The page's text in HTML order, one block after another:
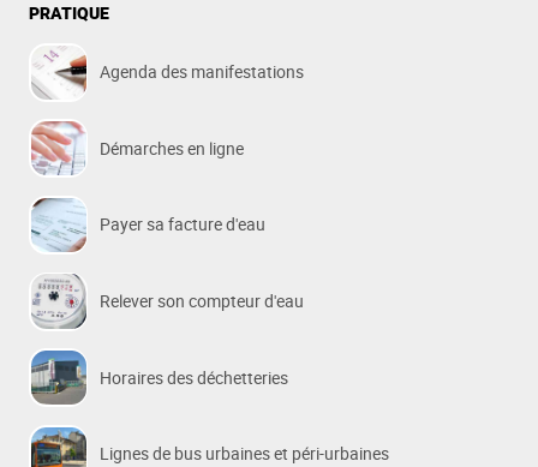
PRATIQUE
Agenda des manifestations
Démarches en ligne
Payer sa facture d'eau
Relever son compteur d'eau
Horaires des déchetteries
Lignes de bus urbaines et péri-urbaines